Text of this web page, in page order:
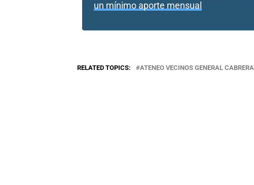
un mínimo aporte mensual
RELATED TOPICS: ATENEO VECINOS GENERAL CABRERA